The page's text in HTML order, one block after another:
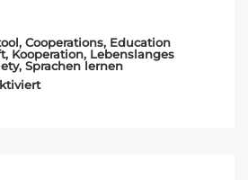
, Cooperations, Education
, Kooperation, Lebenslanges
, Sprachen lernen
für Partnerschaft mit